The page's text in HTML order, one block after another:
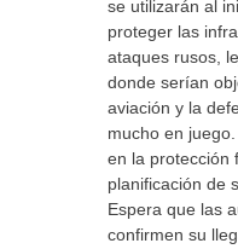
se utilizarán al
proteger las
ataques rusos,
donde serían
aviación y la
mucho en
en la protección
planificación de
Espera que las
confirmen su